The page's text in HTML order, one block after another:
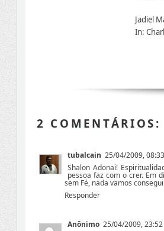
Jadiel
In:
2 COMENTÁRIOS:
tubalcain 25/04/2009, 08:33
Shalon Adonai!
pessoa faz com o crer. Em
sem Fé, nada vamos
Responder
Anônimo 25/04/2009, 23:52